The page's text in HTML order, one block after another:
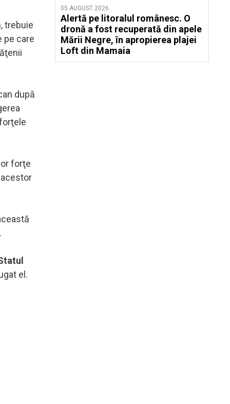
trebuie
pe care
după
forţe
el.
05 AUGUST 2026
Alertă pe litoralul românesc. O
dronă a fost recuperată din apele
Mării Negre, în apropierea plajei
Loft din Mamaia